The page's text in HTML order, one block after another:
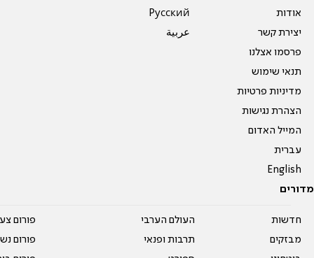
אודות
יצירת קשר
פרסמו אצלנו
תנאי שימוש
מדיניות פרטיות
הצהרת נגישות
המייל האדום
עברית
English
Pусский
عربية
מדורים
חדשות
מבזקים
העולם הערבי
תרבות ופנאי
פורום
פורום